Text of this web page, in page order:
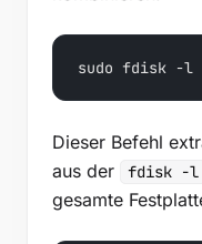
sudo fdisk -l
Dieser Befehl
aus der
fdisk -l
gesamte